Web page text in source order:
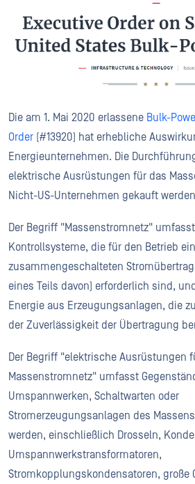
Die am 1. Mai 2020 erlassene Bulk-
Order (#13920) hat erhebliche
Energieunternehmen. Die
elektrische Ausrüstungen für das
Nicht-US-Unternehmen gekauft
Der Begriff "Massenstromnetz"
Kontrollsysteme, die für den Betrieb
zusammengeschalteten
eines Teils davon) erforderlich sind,
Energie aus Erzeugungsanlagen, die
der Zuverlässigkeit der Übertragung
Der Begriff "elektrische Ausrüstungen
Massenstromnetz" umfasst
Umspannwerken, Schaltwarten oder
Stromerzeugungsanlagen des
werden, einschließlich Drosseln,
Umspannwerkstransformatoren,
Stromkopplungskondensatoren, große